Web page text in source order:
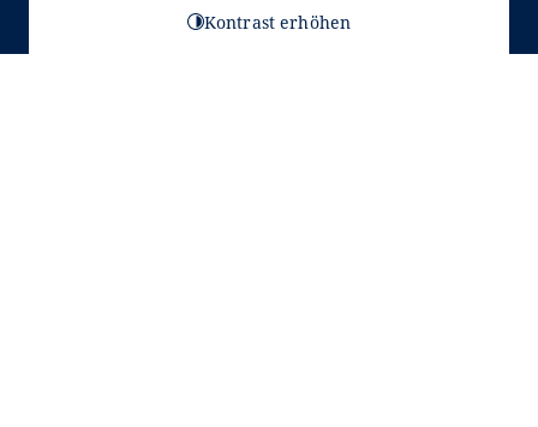
Kontrast erhöhen